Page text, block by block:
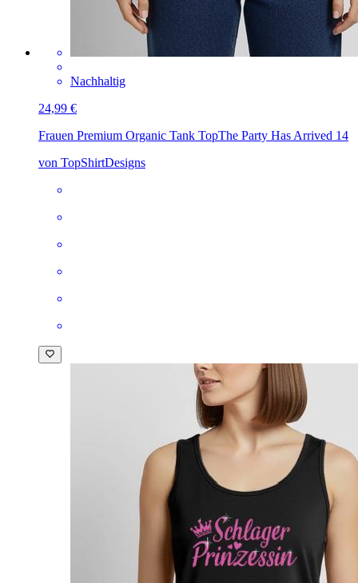
Nachhaltig
24,99 €
Frauen Premium Organic Tank TopThe Party Has Arrived 14
von TopShirtDesigns